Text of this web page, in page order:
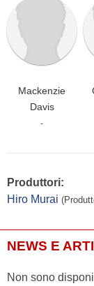
Mackenzie
Davis
-
Produttori:
Hiro Murai
NEWS E
Non sono